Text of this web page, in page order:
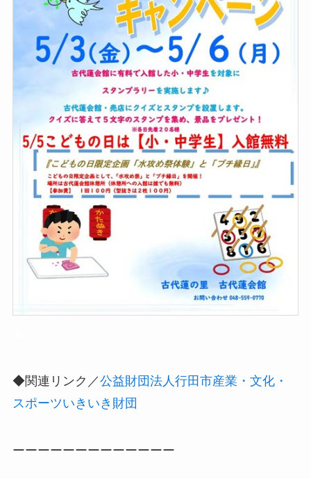
◆関連リンク／公益財団法人行田市産業・文化・
スポーツいきいき財団
ーーーーーーーーーーーーー